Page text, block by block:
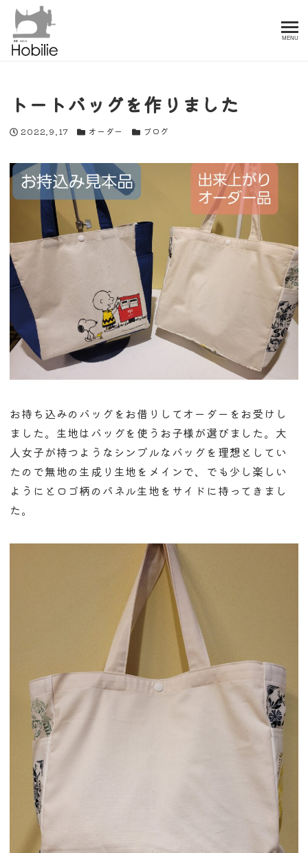
MENU
トートバッグを作りました
投稿日
2022.9.17 カテゴリー
オーダー カテゴリー
ブログ
お持ち込みのバッグをお借りしてオーダーをお受けし
ました。生地はバッグを使うお子様が選びました。大
人女子が持つようなシンプルなバッグを理想としてい
たので無地の生成り生地をメインで、でも少し楽しい
ようにとロゴ柄のパネル生地をサイドに持ってきまし
た。